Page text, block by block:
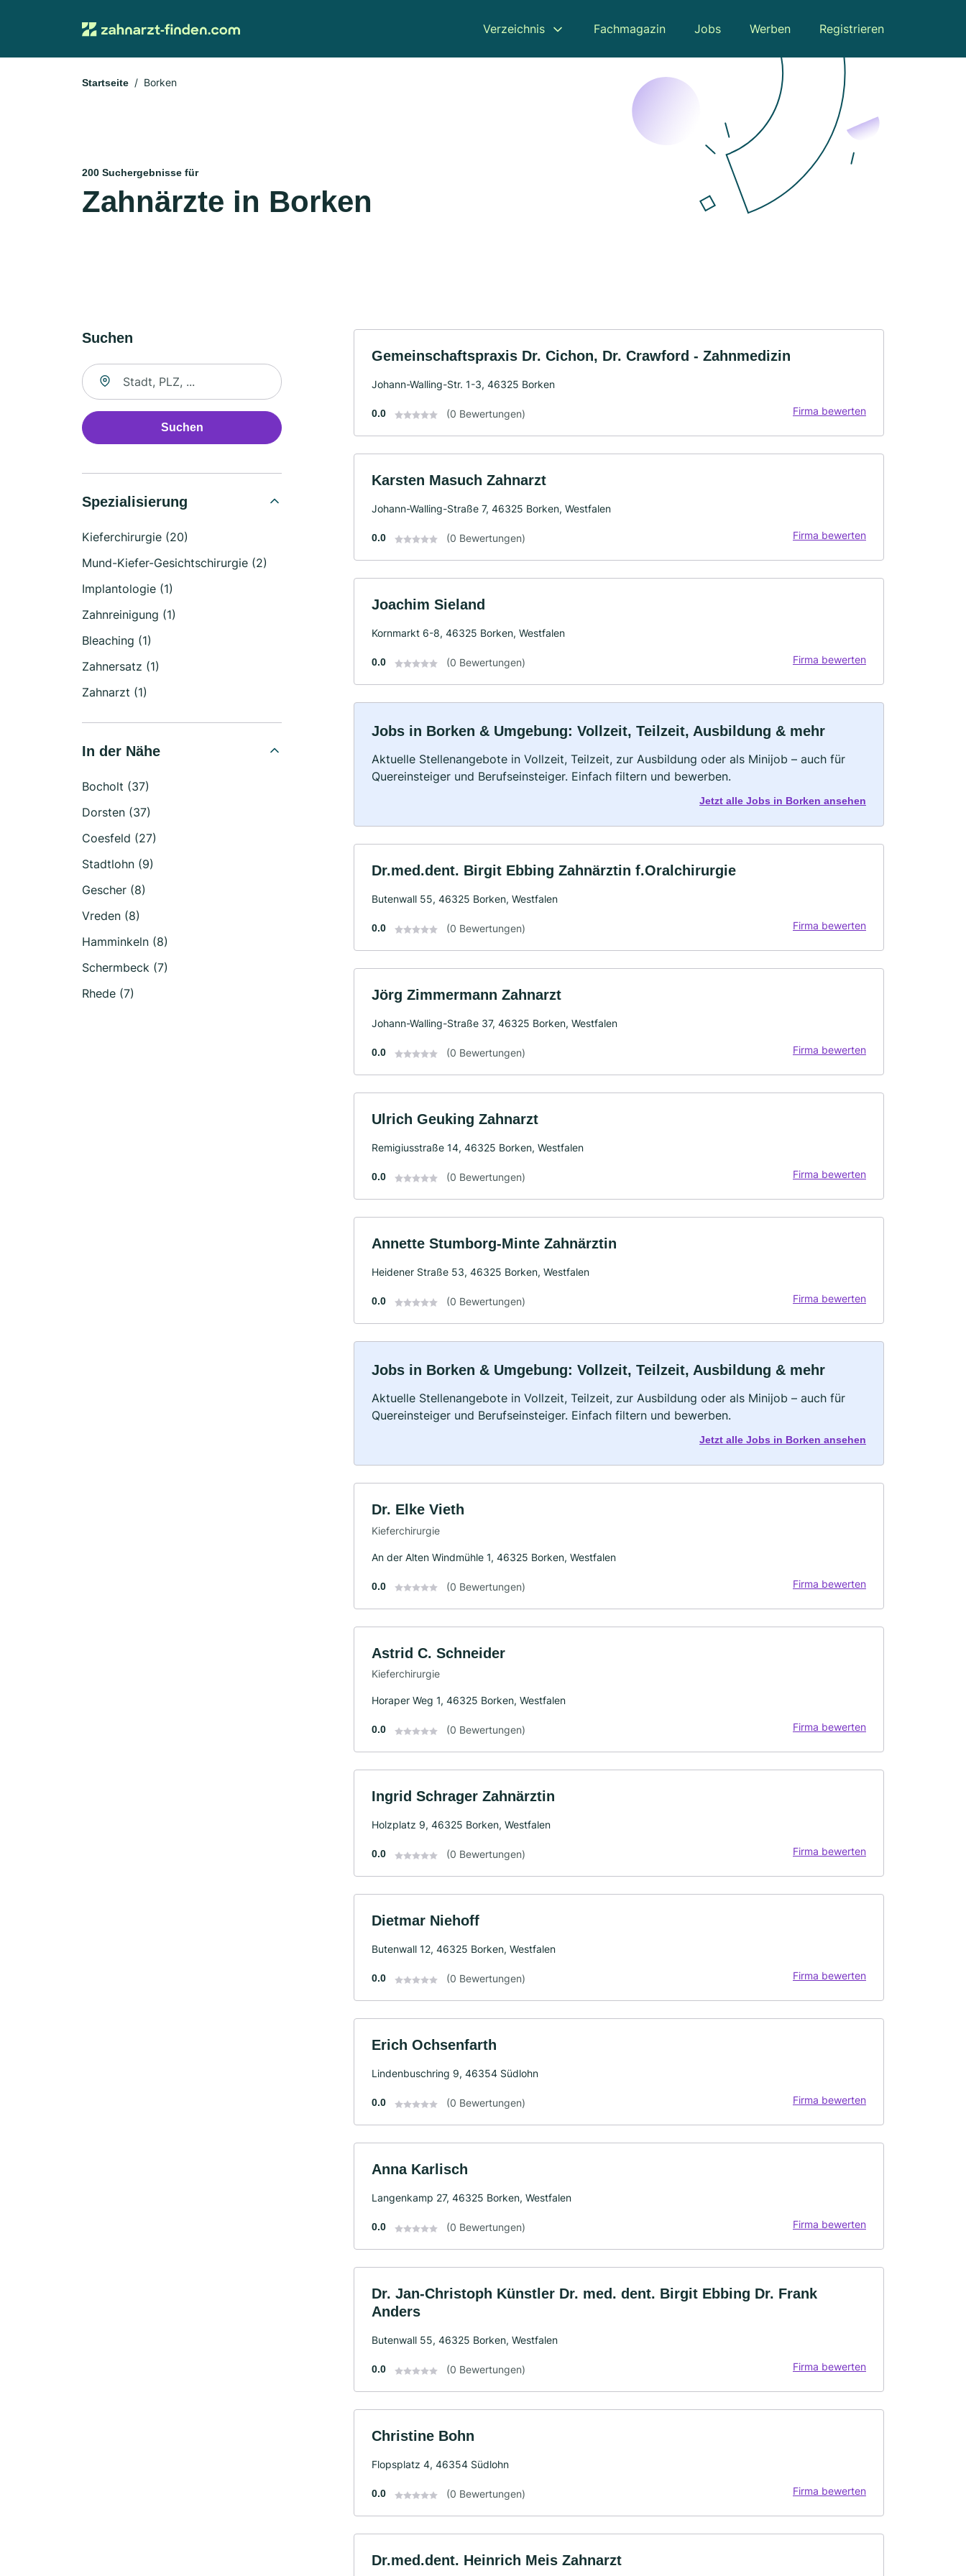
Verzeichnis Fachmagazin Jobs Werben Registrieren
Startseite Borken
200 Suchergebnisse für
Zahnärzte in Borken
Suchen
Suche nach Ort
Suchen
Spezialisierung
Kieferchirurgie (20)
Mund-Kiefer-Gesichtschirurgie (2)
Implantologie (1)
Zahnreinigung (1)
Bleaching (1)
Zahnersatz (1)
Zahnarzt (1)
In der Nähe
Bocholt (37)
Dorsten (37)
Coesfeld (27)
Stadtlohn (9)
Gescher (8)
Vreden (8)
Hamminkeln (8)
Schermbeck (7)
Rhede (7)
Gemeinschaftspraxis Dr. Cichon, Dr. Crawford - Zahnmedizin
Johann-Walling-Str. 1-3, 46325 Borken
0.0 (0 Bewertungen) Firma bewerten
Karsten Masuch Zahnarzt
Johann-Walling-Straße 7, 46325 Borken, Westfalen
0.0 (0 Bewertungen) Firma bewerten
Joachim Sieland
Kornmarkt 6-8, 46325 Borken, Westfalen
0.0 (0 Bewertungen) Firma bewerten
Jobs in Borken & Umgebung: Vollzeit, Teilzeit, Ausbildung & mehr
Aktuelle Stellenangebote in Vollzeit, Teilzeit, zur Ausbildung oder als Minijob – auch für
Quereinsteiger und Berufseinsteiger. Einfach filtern und bewerben.
Jetzt alle Jobs in Borken ansehen
Dr.med.dent. Birgit Ebbing Zahnärztin f.Oralchirurgie
Butenwall 55, 46325 Borken, Westfalen
0.0 (0 Bewertungen) Firma bewerten
Jörg Zimmermann Zahnarzt
Johann-Walling-Straße 37, 46325 Borken, Westfalen
0.0 (0 Bewertungen) Firma bewerten
Ulrich Geuking Zahnarzt
Remigiusstraße 14, 46325 Borken, Westfalen
0.0 (0 Bewertungen) Firma bewerten
Annette Stumborg-Minte Zahnärztin
Heidener Straße 53, 46325 Borken, Westfalen
0.0 (0 Bewertungen) Firma bewerten
Jobs in Borken & Umgebung: Vollzeit, Teilzeit, Ausbildung & mehr
Aktuelle Stellenangebote in Vollzeit, Teilzeit, zur Ausbildung oder als Minijob – auch für
Quereinsteiger und Berufseinsteiger. Einfach filtern und bewerben.
Jetzt alle Jobs in Borken ansehen
Dr. Elke Vieth
Kieferchirurgie
An der Alten Windmühle 1, 46325 Borken, Westfalen
0.0 (0 Bewertungen) Firma bewerten
Astrid C. Schneider
Kieferchirurgie
Horaper Weg 1, 46325 Borken, Westfalen
0.0 (0 Bewertungen) Firma bewerten
Ingrid Schrager Zahnärztin
Holzplatz 9, 46325 Borken, Westfalen
0.0 (0 Bewertungen) Firma bewerten
Dietmar Niehoff
Butenwall 12, 46325 Borken, Westfalen
0.0 (0 Bewertungen) Firma bewerten
Erich Ochsenfarth
Lindenbuschring 9, 46354 Südlohn
0.0 (0 Bewertungen) Firma bewerten
Anna Karlisch
Langenkamp 27, 46325 Borken, Westfalen
0.0 (0 Bewertungen) Firma bewerten
Dr. Jan-Christoph Künstler Dr. med. dent. Birgit Ebbing Dr. Frank
Anders
Butenwall 55, 46325 Borken, Westfalen
0.0 (0 Bewertungen) Firma bewerten
Christine Bohn
Flopsplatz 4, 46354 Südlohn
0.0 (0 Bewertungen) Firma bewerten
Dr.med.dent. Heinrich Meis Zahnarzt